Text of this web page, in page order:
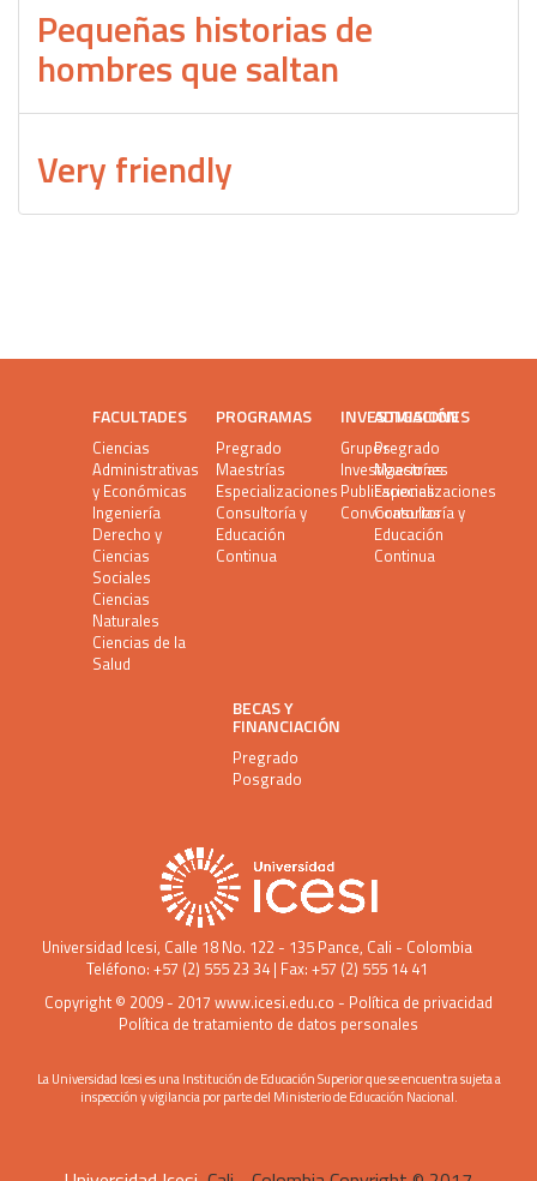
Pequeñas historias de
hombres que saltan
Very friendly
FACULTADES
Ciencias
Administrativas
y Económicas
Ingeniería
Derecho y
Ciencias
Sociales
Ciencias
Naturales
Ciencias de la
Salud
PROGRAMAS
Pregrado
Maestrías
Especializaciones
Consultoría y
Educación
Continua
INVESTIGACIÓN
Grupos
Investigaciones
Publicaciones
Convocatorias
ADMISIONES
Pregrado
Maestrías
Especializaciones
Consultoría y
Educación
Continua
BECAS Y
FINANCIACIÓN
Pregrado
Posgrado
Universidad Icesi, Calle 18 No. 122 - 135 Pance, Cali - Colombia
Teléfono: +57 (2) 555 23 34 | Fax: +57 (2) 555 14 41
Copyright © 2009 - 2017 www.icesi.edu.co - Política de privacidad
Política de tratamiento de datos personales
La Universidad Icesi es una Institución de Educación Superior que se encuentra sujeta a
inspección y vigilancia por parte del Ministerio de Educación Nacional.